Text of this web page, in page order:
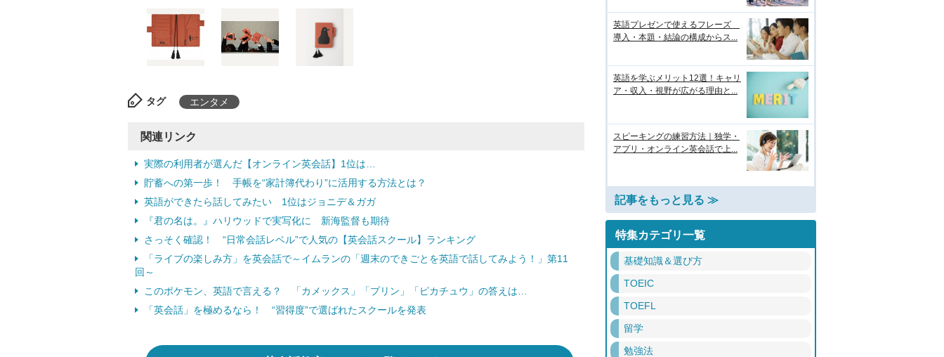
タグ エンタメ
関連リンク
実際の利用者が選んだ【オンライン英会話】1位は…
貯蓄への第一歩！ 手帳を“家計簿代わり”に活用する方法とは？
英語ができたら話してみたい 1位はジョニデ＆ガガ
『君の名は。』ハリウッドで実写化に 新海監督も期待
さっそく確認！ “日常会話レベル”で人気の【英会話スクール】ランキング
「ライブの楽しみ方」を英会話で～イムランの「週末のできごとを英語で話してみよう！」第11
回～
このポケモン、英語で言える？ 「カメックス」「プリン」「ピカチュウ」の答えは…
「英会話」を極めるなら！ “習得度”で選ばれたスクールを発表
英語プレゼンで使えるフレーズ
導入・本題・結論の構成からス...
英語を学ぶメリット12選！キャリ
ア・収入・視野が広がる理由と...
スピーキングの練習方法｜独学・
アプリ・オンライン英会話で上...
記事をもっと見る ≫
特集カテゴリ一覧
基礎知識＆選び方
TOEIC
TOEFL
留学
勉強法